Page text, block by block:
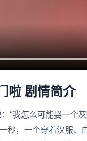
啦 剧情简介
“我怎么可能娶一个
秒，一个穿着汉服、